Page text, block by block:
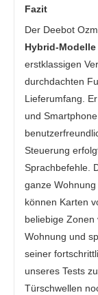
Fazit
Der Deebot
Hybrid-Modelle
erstklassigen
durchdachten
Lieferumfang.
und
Steuerung
Sprachbefehle.
ganze
können Karten
beliebige
Wohnung und
seiner
unseres Tests
Türschwellen